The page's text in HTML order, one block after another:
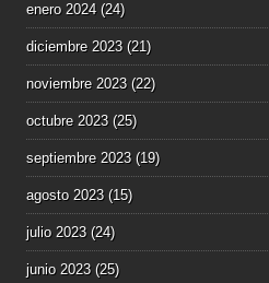
enero 2024(24)
diciembre 2023(21)
noviembre 2023(22)
octubre 2023(25)
septiembre 2023(19)
agosto 2023(15)
julio 2023(24)
junio 2023(25)